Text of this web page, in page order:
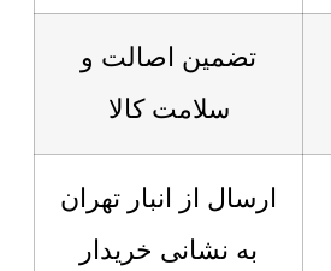
تضمین اصالت و
سلامت کالا
ارسال از انبار تهران
به نشانی خریدار